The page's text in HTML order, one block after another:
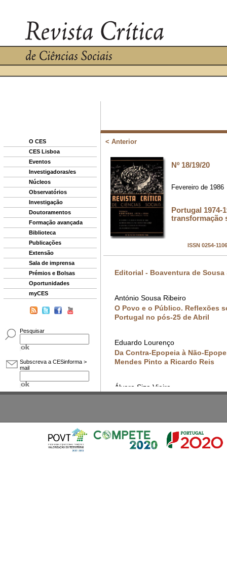
O CES
CES Lisboa
Eventos
Investigadoras/es
Núcleos
Observatórios
Investigação
Doutoramentos
Formação avançada
Biblioteca
Publicações
Extensão
Sala de imprensa
Prémios e Bolsas
Oportunidades
myCES
Pesquisar
Subscreva a CESinforma >
mail